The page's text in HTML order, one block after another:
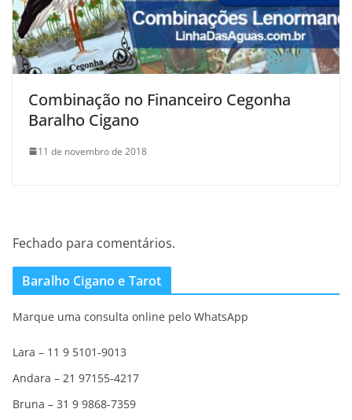
Combinação no Financeiro Cegonha
Baralho Cigano
11 de novembro de 2018
Fechado para comentários.
Baralho Cigano e Tarot
Marque uma consulta online pelo WhatsApp
Lara – 11 9 5101-9013
Andara – 21 97155-4217
Bruna – 31 9 9868-7359